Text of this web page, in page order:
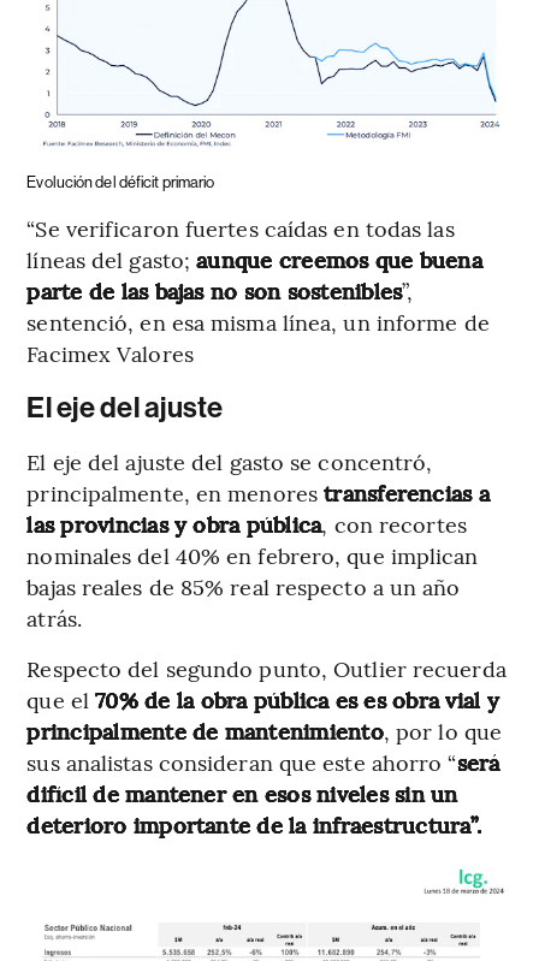
Evolución del déficit primario
“Se verificaron fuertes caídas en todas las
líneas del gasto;aunque creemos que buena
parte de las bajas no son sostenibles”,
sentenció, en esa misma línea, un informe de
Facimex Valores
El eje del ajuste
El eje del ajuste del gasto se concentró,
principalmente, en menorestransferencias a
las provincias y obra pública, con recortes
nominales del 40% en febrero, que implican
bajas reales de 85% real respecto a un año
atrás.
Respecto del segundo punto, Outlier recuerda
que el 70% de la obra pública es es obra vial y
principalmente de mantenimiento, por lo que
sus analistas consideran que este ahorro “será
difícil de mantener en esos niveles sin un
deterioro importante de la infraestructura”.